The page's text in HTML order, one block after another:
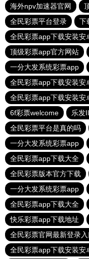
海外npv加速器官网
全民彩票平台登录
下
全民彩票app下载安装安
顶级彩票app官方网站
一分大发系统彩票app
全民彩票app下载安装安
全民彩票app下载安装安
6f彩票welcome
乐发
全民彩票平台是真的吗
一分大发系统彩票app
全民彩票app下载大全
全民彩票版本官方下载
一分大发系统彩票app
全民彩票app下载大全
快乐彩票app下载地址
全民彩票官网最新登录入
全民彩票app下载安装安